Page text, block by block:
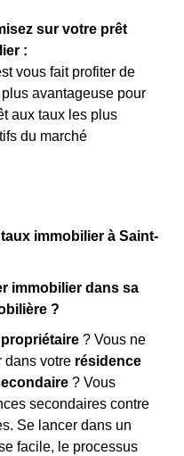
sur votre prêt
:
vous fait profiter de
plus avantageuse pour
aux taux les plus
du marché
immobilier à Saint-
immobilier dans sa
?
? Vous ne
dans votre résidence
? Vous
secondaires contre
Se lancer dans un
facile, le processus